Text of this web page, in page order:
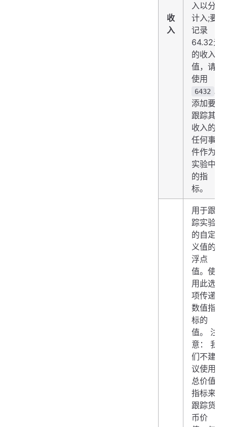
收
入
入以分
计入;要
记录
64.32元
的收入
值，请
使用
6432 。
添加要
跟踪其
收入的
任何事
件作为
实验中
的指
标。
用于跟
踪实验
的自定
义值的
浮点
值。使
用此选
项传递
数值指
标的
值。 注
意： 我
们不建
议使用
总价值
指标来
跟踪货
币价